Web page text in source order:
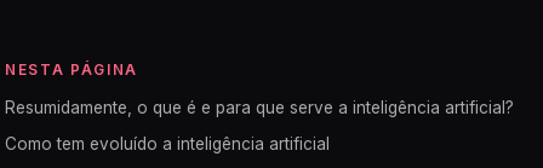
NESTA PÁGINA
Resumidamente, o que é e para que serve a inteligência artificial?
Como tem evoluído a inteligência artificial